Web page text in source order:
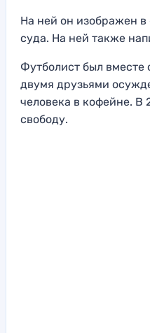
На ней он изображен в
суда. На ней также
Футболист был
двумя друзьями
человека в кофейне. В
свободу.